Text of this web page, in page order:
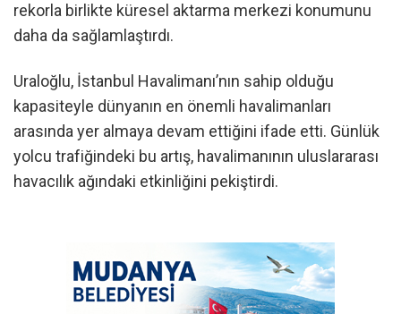
rekorla birlikte küresel aktarma merkezi konumunu
daha da sağlamlaştırdı.
Uraloğlu, İstanbul Havalimanı’nın sahip olduğu
kapasiteyle dünyanın en önemli havalimanları
arasında yer almaya devam ettiğini ifade etti. Günlük
yolcu trafiğindeki bu artış, havalimanının uluslararası
havacılık ağındaki etkinliğini pekiştirdi.